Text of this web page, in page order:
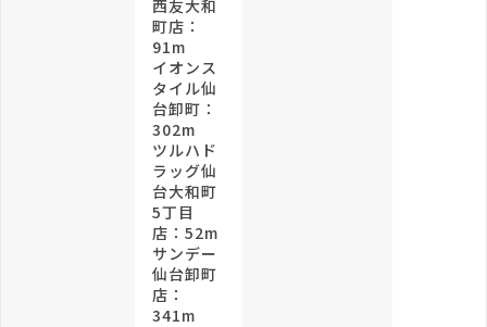
西友大和
町店：
91m
イオンス
タイル仙
台卸町：
302m
ツルハド
ラッグ仙
台大和町
5丁目
店：52m
サンデー
仙台卸町
店：
341m